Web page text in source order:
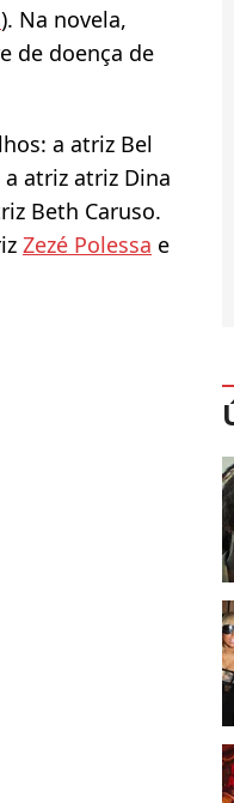
). Na novela,
de doença de
a atriz Bel
atriz atriz Dina
Beth Caruso.
Zezé Polessa e